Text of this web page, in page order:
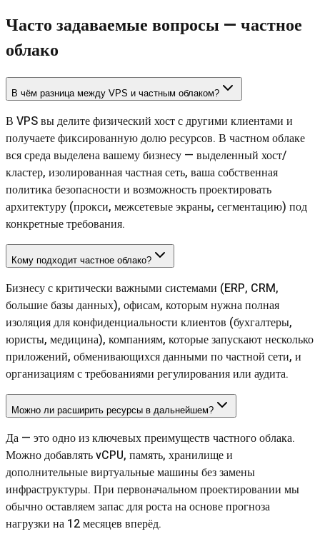
Часто задаваемые вопросы — частное
облако
В чём разница между VPS и частным облаком?
В VPS вы делите физический хост с другими клиентами и
получаете фиксированную долю ресурсов. В частном облаке
вся среда выделена вашему бизнесу — выделенный хост/
кластер, изолированная частная сеть, ваша собственная
политика безопасности и возможность проектировать
архитектуру (прокси, межсетевые экраны, сегментацию) под
конкретные требования.
Кому подходит частное облако?
Бизнесу с критически важными системами (ERP, CRM,
большие базы данных), офисам, которым нужна полная
изоляция для конфиденциальности клиентов (бухгалтеры,
юристы, медицина), компаниям, которые запускают несколько
приложений, обменивающихся данными по частной сети, и
организациям с требованиями регулирования или аудита.
Можно ли расширить ресурсы в дальнейшем?
Да — это одно из ключевых преимуществ частного облака.
Можно добавлять vCPU, память, хранилище и
дополнительные виртуальные машины без замены
инфраструктуры. При первоначальном проектировании мы
обычно оставляем запас для роста на основе прогноза
нагрузки на 12 месяцев вперёд.